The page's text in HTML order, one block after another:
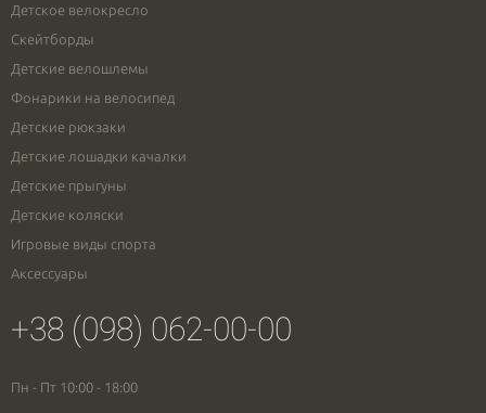
Детское велокресло
Скейтборды
Детские велошлемы
Фонарики на велосипед
Детские рюкзаки
Детские лошадки качалки
Детские прыгуны
Детские коляски
Игровые виды спорта
Аксессуары
+38 (098) 062-00-00
Пн - Пт 10:00 - 18:00